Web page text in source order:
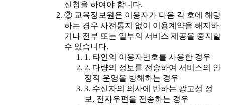
신청을 하여야 합니다.
② 교육정보원은 이용자가 다음 각 호에 해당
하는 경우 사전통지 없이 이용계약을 해지하
거나 전부 또는 일부의 서비스 제공을 중지할
수 있습니다.
1. 타인의 이용자번호를 사용한 경우
2. 다량의 정보를 전송하여 서비스의 안
정적 운영을 방해하는 경우
3. 수신자의 의사에 반하는 광고성 정
보, 전자우편을 전송하는 경우